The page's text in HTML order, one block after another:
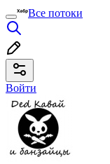
Все потоки
Войти